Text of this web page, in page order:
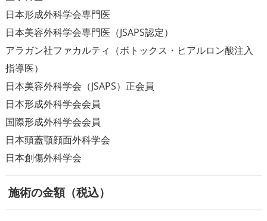
日本形成外科学会専門医
日本美容外科学会専門医（JSAPS認定）
アラガン社ファカルティ（ボトックス・ヒアルロン酸注入
指導医）
日本美容外科学会（JSAPS）正会員
日本形成外科学会会員
国際形成外科学会会員
日本頭蓋顎顔面外科学会
施術の金額（税込）